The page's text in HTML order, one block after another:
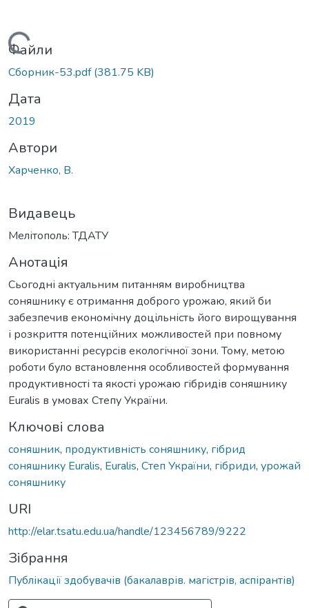
Вантажиться...
Файли
Сборник-53.pdf(381.75 KB)
Дата
2019
Автори
Харченко, В.
Видавець
Мелітополь: ТДАТУ
Анотація
Сьогодні актуальним питанням виробництва
соняшнику є отримання доброго урожаю, який би
забезпечив економічну доцільність його вирощування
і розкриття потенційних можливостей при повному
використанні ресурсів екологічної зони. Тому, метою
роботи було встановлення особливостей формування
продуктивності та якості урожаю гібридів соняшнику
Euralis в умовах Степу України.
Ключові слова
соняшник, продуктивність соняшнику, гібрид
соняшнику Euralis, Euralis, Степ України, гібриди, урожай
соняшнику
URI
http://elar.tsatu.edu.ua/handle/123456789/9222
Зібрання
Публікації здобувачів (бакалаврів. магістрів, аспірантів)